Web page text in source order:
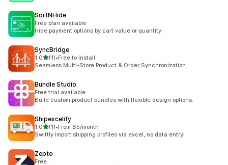
SortNHide
Free plan available
Hide payment options by cart value or quantity
SyncBridge
1.05つ星中
(1)
合計レビュー数：1件
•Free to install
Seamless Multi-Store Product & Order Synchronization
Bundle Studio
Free trial available
Build custom product bundles with flexible design options.
Shipexcelify
1.05つ星中
(1)
合計レビュー数：1件
•From $5/month
Swiftly import shipping profiles via excel, no data entry!
Zepto
Free